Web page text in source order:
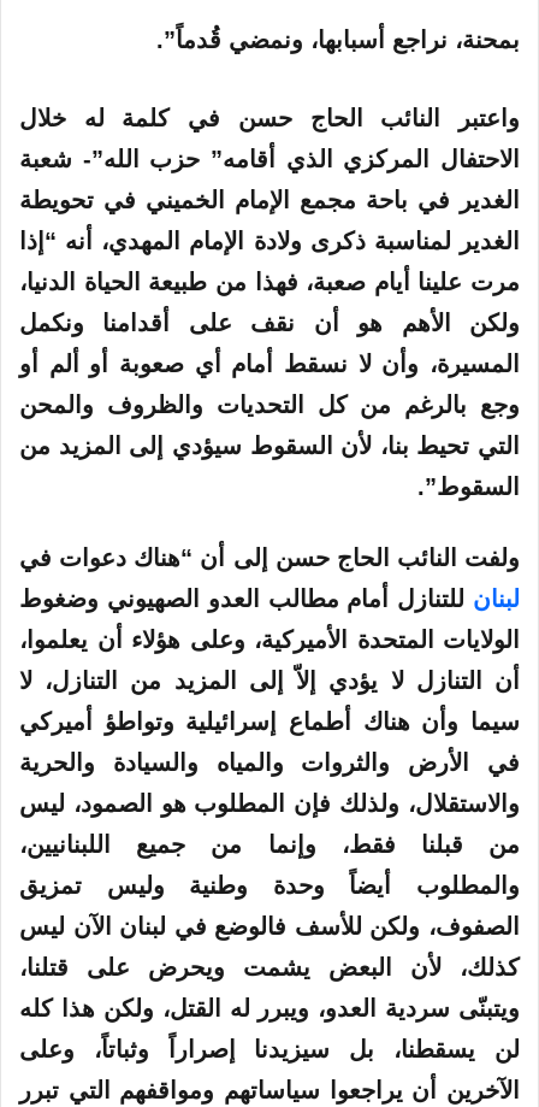
بمحنة، نراجع أسبابها، ونمضي قُدماً”.
واعتبر النائب الحاج حسن في كلمة له خلال
الاحتفال المركزي الذي أقامه” حزب الله”- شعبة
الغدير في باحة مجمع الإمام الخميني في تحويطة
الغدير لمناسبة ذكرى ولادة الإمام المهدي، أنه “إذا
مرت علينا أيام صعبة، فهذا من طبيعة الحياة الدنيا،
ولكن الأهم هو أن نقف على أقدامنا ونكمل
المسيرة، وأن لا نسقط أمام أي صعوبة أو ألم أو
وجع بالرغم من كل التحديات والظروف والمحن
التي تحيط بنا، لأن السقوط سيؤدي إلى المزيد من
السقوط”.
ولفت النائب الحاج حسن إلى أن “هناك دعوات في
لبنان للتنازل أمام مطالب العدو الصهيوني وضغوط
الولايات المتحدة الأميركية، وعلى هؤلاء أن يعلموا،
أن التنازل لا يؤدي إلاّ إلى المزيد من التنازل، لا
سيما وأن هناك أطماع إسرائيلية وتواطؤ أميركي
في الأرض والثروات والمياه والسيادة والحرية
والاستقلال، ولذلك فإن المطلوب هو الصمود، ليس
من قبلنا فقط، وإنما من جميع اللبنانيين،
والمطلوب أيضاً وحدة وطنية وليس تمزيق
الصفوف، ولكن للأسف فالوضع في لبنان الآن ليس
كذلك، لأن البعض يشمت ويحرض على قتلنا،
ويتبنّى سردية العدو، ويبرر له القتل، ولكن هذا كله
لن يسقطنا، بل سيزيدنا إصراراً وثباتاً، وعلى
الآخرين أن يراجعوا سياساتهم ومواقفهم التي تبرر